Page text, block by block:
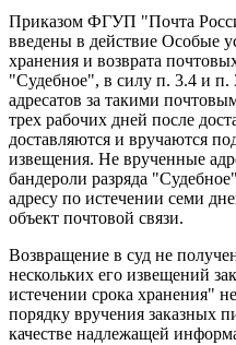
Приказом ФГУП "Почта
введены в действие Особые
хранения и возврата
"Судебное", в силу п. 3.4 и п.
адресатов за такими
трех рабочих дней после
доставляются и вручаются
извещения. Не врученные
бандероли разряда
адресу по истечении семи
объект почтовой связи.
Возвращение в суд не
нескольких его извещений
истечении срока хранения"
порядку вручения заказных
качестве надлежащей